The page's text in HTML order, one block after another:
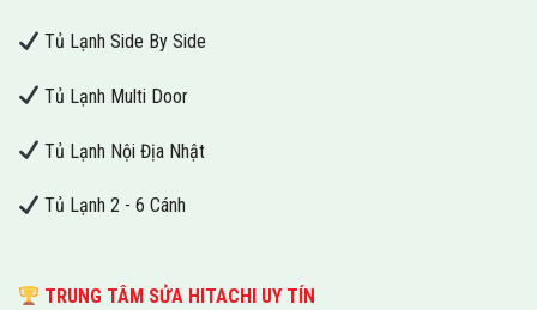
Tủ Lạnh Side By Side
Tủ Lạnh Multi Door
Tủ Lạnh Nội Địa Nhật
Tủ Lạnh 2 - 6 Cánh
TRUNG TÂM SỬA HITACHI UY TÍN